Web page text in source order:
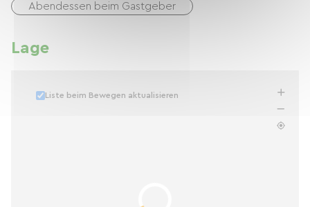
Abendessen beim Gastgeber
Lage
Liste beim Bewegen aktualisieren